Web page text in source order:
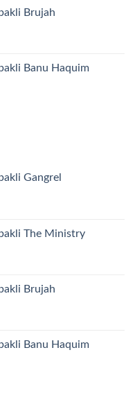
Brujah
Banu Haquim
Gangrel
The Ministry
Brujah
Banu Haquim